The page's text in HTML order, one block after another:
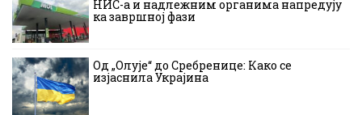
НИС-а и надлежним органима напредују
ка завршној фази
Од „Олује“ до Сребренице: Како се
изјаснила Украјина